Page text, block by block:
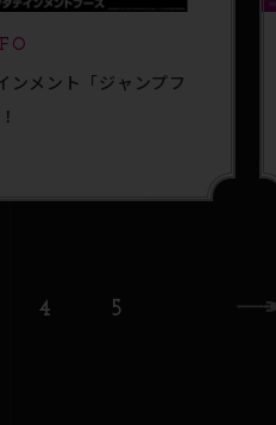
ンメント「ジャンプフ
4 5